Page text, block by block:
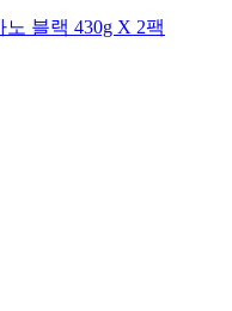
블랙 430g X 2팩